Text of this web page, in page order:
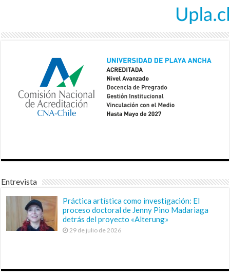
Entrevista
Práctica artística como investigación: El
proceso doctoral de Jenny Pino Madariaga
detrás del proyecto «Alterung»
29 de julio de 2026